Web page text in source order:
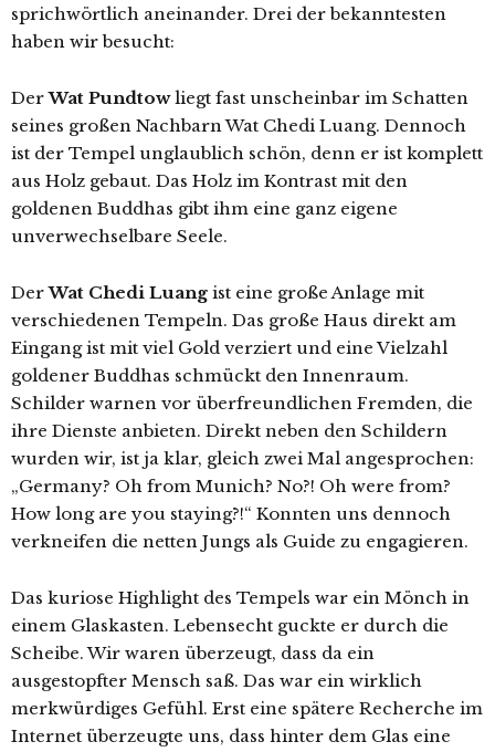
sprichwörtlich aneinander. Drei der bekanntesten
haben wir besucht:
DerWat Pundtowliegt fast unscheinbar im Schatten
seines großen Nachbarn Wat Chedi Luang. Dennoch
ist der Tempel unglaublich schön, denn er ist komplett
aus Holz gebaut. Das Holz im Kontrast mit den
goldenen Buddhas gibt ihm eine ganz eigene
unverwechselbare Seele.
DerWat Chedi Luang ist eine große Anlage mit
verschiedenen Tempeln. Das große Haus direkt am
Eingang ist mit viel Gold verziert und eine Vielzahl
goldener Buddhas schmückt den Innenraum.
Schilder warnen vor überfreundlichen Fremden, die
ihre Dienste anbieten. Direkt neben den Schildern
wurden wir, ist ja klar, gleich zwei Mal angesprochen:
„Germany? Oh from Munich? No?! Oh were from?
How long are you staying?!“ Konnten uns dennoch
verkneifen die netten Jungs als Guide zu engagieren.
Das kuriose Highlight des Tempels war ein Mönch in
einem Glaskasten. Lebensecht guckte er durch die
Scheibe. Wir waren überzeugt, dass da ein
ausgestopfter Mensch saß. Das war ein wirklich
merkwürdiges Gefühl. Erst eine spätere Recherche im
Internet überzeugte uns, dass hinter dem Glas eine